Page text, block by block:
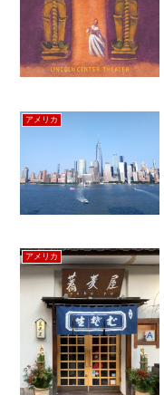
アメリカ
アメリカ